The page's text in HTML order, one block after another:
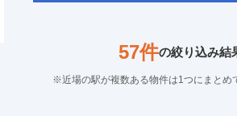
57件の絞り込み結
※近場の駅が複数ある物件は1つにまとめ